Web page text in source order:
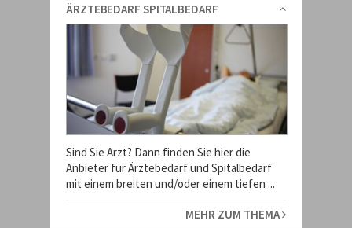
ÄRZTEBEDARF SPITALBEDARF
Sind Sie Arzt? Dann finden Sie hier die
Anbieter für Ärztebedarf und Spitalbedarf
mit einem breiten und/oder einem tiefen ...
MEHR ZUM THEMA